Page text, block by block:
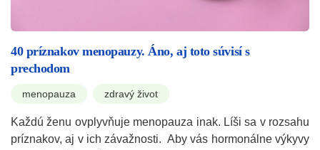
40 príznakov menopauzy. Áno, aj toto súvisí s
prechodom
menopauza zdravý život
Každú ženu ovplyvňuje menopauza inak. Líši sa v rozsahu
príznakov, aj v ich závažnosti. Aby vás hormonálne výkyvy